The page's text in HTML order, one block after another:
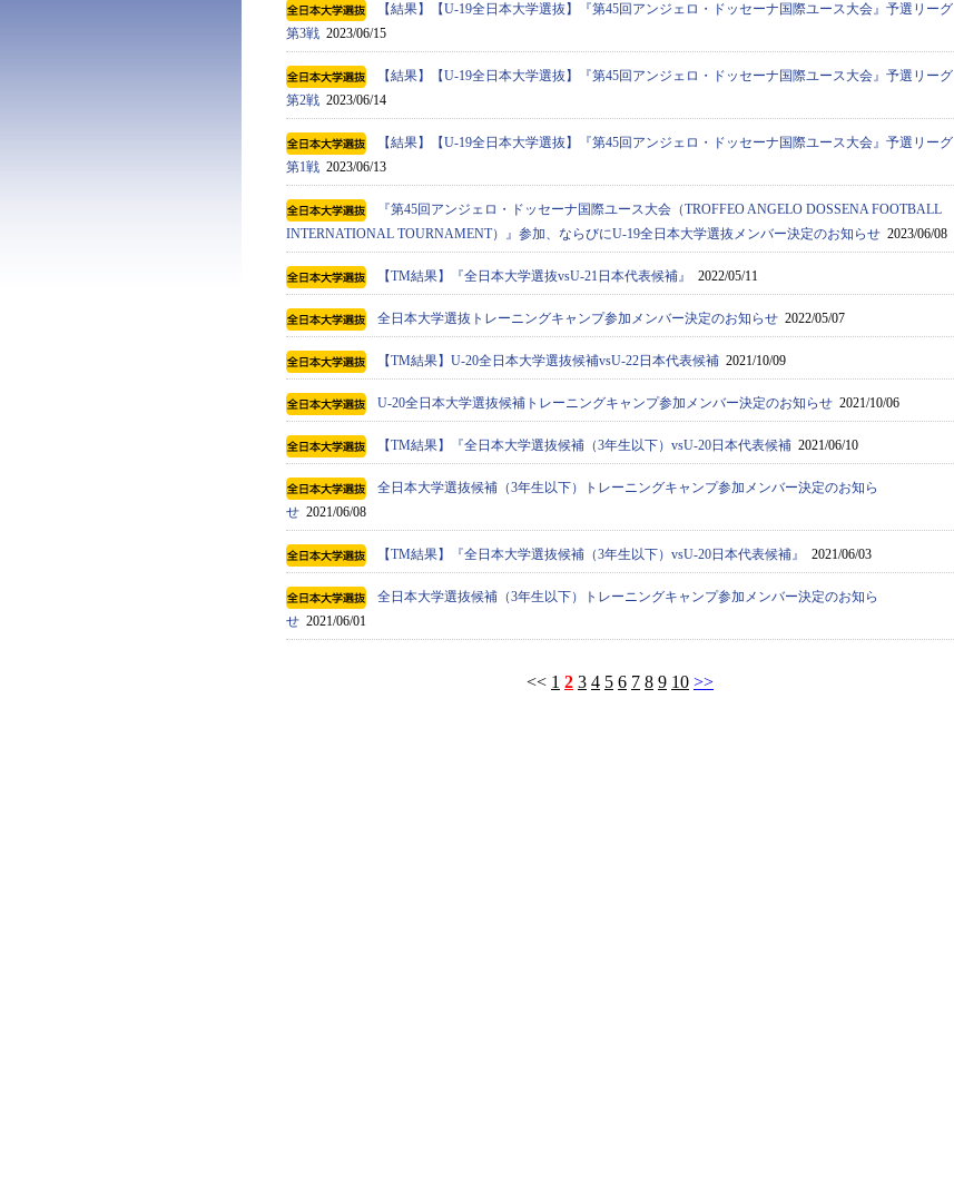
【結果】【U-19全日本大学選抜】『第45回アンジェロ・ドッセーナ国際ユース大会』予選リーグ
第3戦 2023/06/15
【結果】【U-19全日本大学選抜】『第45回アンジェロ・ドッセーナ国際ユース大会』予選リーグ
第2戦 2023/06/14
【結果】【U-19全日本大学選抜】『第45回アンジェロ・ドッセーナ国際ユース大会』予選リーグ
第1戦 2023/06/13
『第45回アンジェロ・ドッセーナ国際ユース大会（TROFFEO ANGELO DOSSENA FOOTBALL
INTERNATIONAL TOURNAMENT）』参加、ならびにU-19全日本大学選抜メンバー決定のお知らせ 2023/06/08
【TM結果】『全日本大学選抜vsU-21日本代表候補』 2022/05/11
全日本大学選抜トレーニングキャンプ参加メンバー決定のお知らせ 2022/05/07
【TM結果】U-20全日本大学選抜候補vsU-22日本代表候補 2021/10/09
U-20全日本大学選抜候補トレーニングキャンプ参加メンバー決定のお知らせ 2021/10/06
【TM結果】『全日本大学選抜候補（3年生以下）vsU-20日本代表候補 2021/06/10
全日本大学選抜候補（3年生以下）トレーニングキャンプ参加メンバー決定のお知ら
せ 2021/06/08
【TM結果】『全日本大学選抜候補（3年生以下）vsU-20日本代表候補』 2021/06/03
全日本大学選抜候補（3年生以下）トレーニングキャンプ参加メンバー決定のお知ら
せ 2021/06/01
<< 1 2 3 4 5 6 7 8 9 10 >>